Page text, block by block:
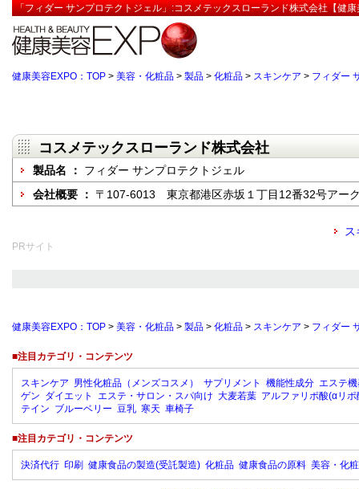
「フィダー サンプロテクトジェル」:コスメテックスローランド株式会社【健
健康美容EXPO：TOP > 美容・化粧品 > 製品 > 化粧品 > スキンケア > フィダー
コスメテックスローランド株式会社
製品名 ： フィダー サンプロテクトジェル
会社概要 ： 〒107-6013 東京都港区赤坂１丁目12番32号アー
PRサイト
健康美容EXPO：TOP > 美容・化粧品 > 製品 > 化粧品 > スキンケア > フィダー
■注目カテゴリ・コンテンツ
スキンケア 男性化粧品（メンズコスメ） サプリメント 機能性成分 エステ
ゲン ダイエット エステ・サロン・スパ向け 大麦若葉 アルファリポ酸(αリポ
テイン ブルーベリー 豆乳 寒天 車椅子
■注目カテゴリ・コンテンツ
決済代行 印刷 健康食品の製造(受託製造) 化粧品 健康食品の原料 美容・化